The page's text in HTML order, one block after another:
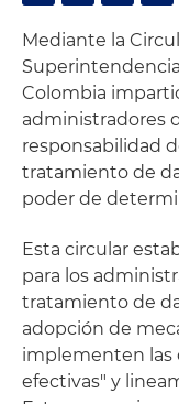
Mediante la
Colombia
administradores
responsabilidad
tratamiento de
poder de
Esta circular
para los
tratamiento de
adopción de
implementen las
efectivas" y